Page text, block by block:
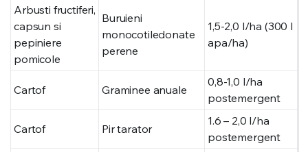
Arbusti fructiferi,
capsun si
pepiniere
pomicole
Buruieni
monocotiledonate
perene
1,5-2,0 l/ha (300 l
apa/ha)
Cartof Graminee anuale
0,8-1,0 l/ha
postemergent
Cartof Pir tarator
1.6 – 2,0 l/ha
postemergent